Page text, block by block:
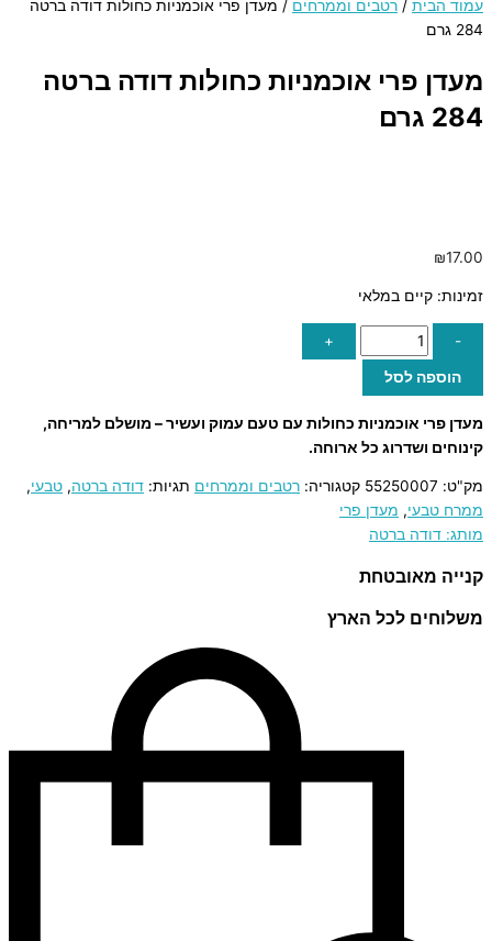
עמוד הבית / רטבים וממרחים / מעדן פרי אוכמניות כחולות דודה ברטה
284 גרם
מעדן פרי אוכמניות כחולות דודה ברטה
284 גרם
₪17.00
זמינות: קיים במלאי
-
+
הוספה לסל
מעדן פרי אוכמניות כחולות עם טעם עמוק ועשיר – מושלם למריחה,
קינוחים ושדרוג כל ארוחה.
מק"ט: 55250007 קטגוריה: רטבים וממרחים תגיות: דודה ברטה, טבעי,
ממרח טבעי, מעדן פרי
מותג: דודה ברטה
קנייה מאובטחת
משלוחים לכל הארץ